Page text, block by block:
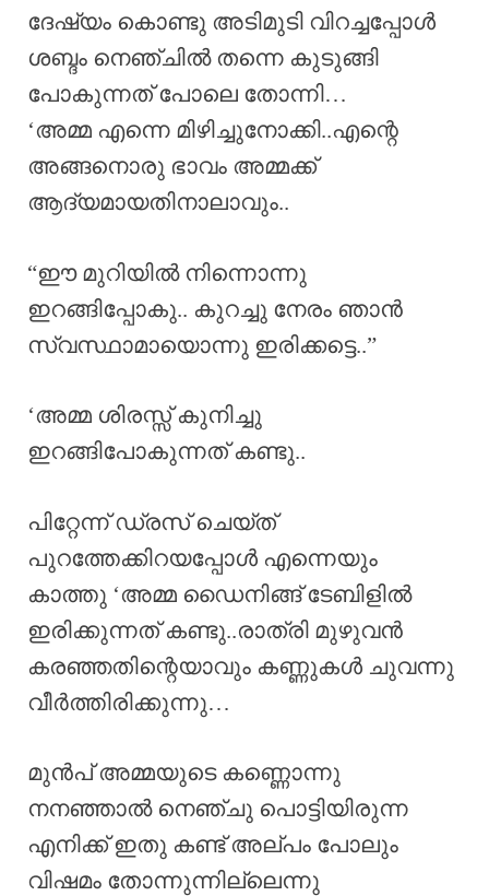
ദേഷ്യം കൊണ്ടു അടിമുടി വിറച്ചപ്പോൾ
ശബ്ദം നെഞ്ചിൽ തന്നെ കുടുങ്ങി
പോകുന്നത് പോലെ തോന്നി…
‘അമ്മ എന്നെ മിഴിച്ചുനോക്കി..എന്റെ
അങ്ങനൊരു ഭാവം അമ്മക്ക്
ആദ്യമായതിനാലാവും..
“ഈ മുറിയിൽ നിന്നൊന്നു
ഇറങ്ങിപ്പോകു.. കുറച്ചു നേരം ഞാൻ
സ്വസ്ഥാമായൊന്നു ഇരിക്കട്ടെ..”
‘അമ്മ ശിരസ്സ്‌ കുനിച്ചു
ഇറങ്ങിപോകുന്നത് കണ്ടു..
പിറ്റേന്ന് ഡ്രസ് ചെയ്ത്
പുറത്തേക്കിറയപ്പോൾ എന്നെയും
കാത്തു ‘അമ്മ ഡൈനിങ്ങ് ടേബിളിൽ
ഇരിക്കുന്നത് കണ്ടു..രാത്രി മുഴുവൻ
കരഞ്ഞതിന്റെയാവും കണ്ണുകൾ ചുവന്നു
വീർത്തിരിക്കുന്നു…
മുൻപ് അമ്മയുടെ കണ്ണൊന്നു
നനഞ്ഞാൽ നെഞ്ചു പൊട്ടിയിരുന്ന
എനിക്ക് ഇതു കണ്ട് അല്പം പോലും
വിഷമം തോന്നുന്നില്ലെന്നു